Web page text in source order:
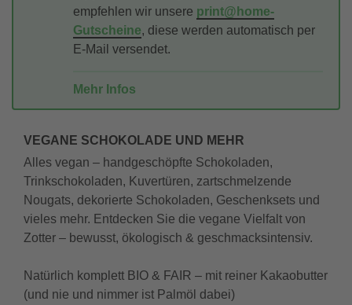
empfehlen wir unsere print@home-
Gutscheine, diese werden automatisch per
E-Mail versendet.
Mehr Infos
VEGANE SCHOKOLADE UND MEHR
Alles vegan – handgeschöpfte Schokoladen,
Trinkschokoladen, Kuvertüren, zartschmelzende
Nougats, dekorierte Schokoladen, Geschenksets und
vieles mehr. Entdecken Sie die vegane Vielfalt von
Zotter – bewusst, ökologisch & geschmacksintensiv.
Natürlich komplett BIO & FAIR – mit reiner Kakaobutter
(und nie und nimmer ist Palmöl dabei)